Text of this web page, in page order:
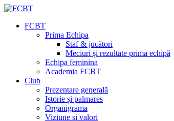
FCBT
Prima Echipa
Staf & jucători
Meciuri și rezultate prima echipă
Echipa feminina
Academia FCBT
Club
Prezentare generală
Istorie și palmares
Organigrama
Viziune si valori